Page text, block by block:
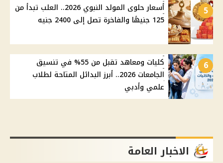
5
أسعار حلوى المولد النبوي 2026.. العلب تبدأ من
125 جنيهًا والفاخرة تصل إلى 2400 جنيه
6
كليات ومعاهد تقبل من 55% في تنسيق
الجامعات 2026.. أبرز البدائل المتاحة لطلاب
علمي وأدبي
الاخبار العامة